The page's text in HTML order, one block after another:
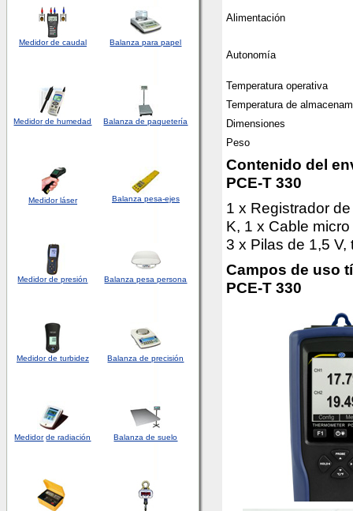
Medidor de caudal Balanza para papel
Medidorde humedad Balanza de paquetería
Medidor láser Balanza pesa-ejes
Medidor de presión Balanza pesa persona
Medidor de turbidez Balanza de precisión
Medidor de radiación Balanza de suelo
Alimentación
Autonomía
Temperatura operativa
Temperatura de
Dimensiones
Peso
Contenido del
PCE-T 330
1 x Registrador
K, 1 x Cable
3 x Pilas de 1,5
Campos de uso
PCE-T 330